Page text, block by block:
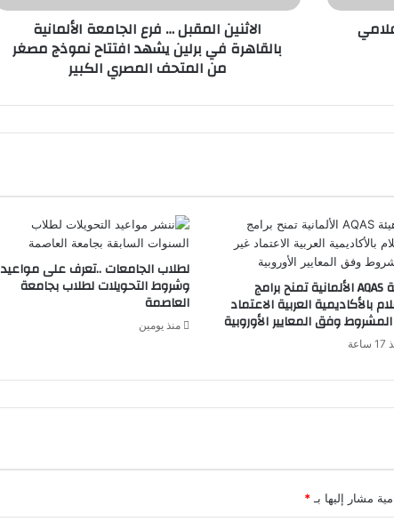
برلين
افتتاح
الاثنين المقبل … فرع الجامعة الألمانية
بالقاهرة في برلين يشهد افتتاح نموذج مصغر
من المتحف المصري الكبير
هيئة AQAS الألمانية تمنح برامج
بالأكاديمية العربية الاعتماد
وفق المعايير الأوروبية
لطلاب الجامعات ..تعرف على مواعيد
وشروط التحويلات لطلاب بجامعة
العاصمة
منذ يومين
مشار إليها بـ *